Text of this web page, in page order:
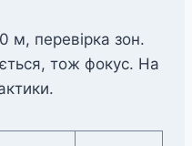
м, перевірка зон.
тож фокус. На